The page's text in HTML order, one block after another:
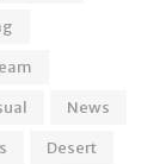
News
Desert